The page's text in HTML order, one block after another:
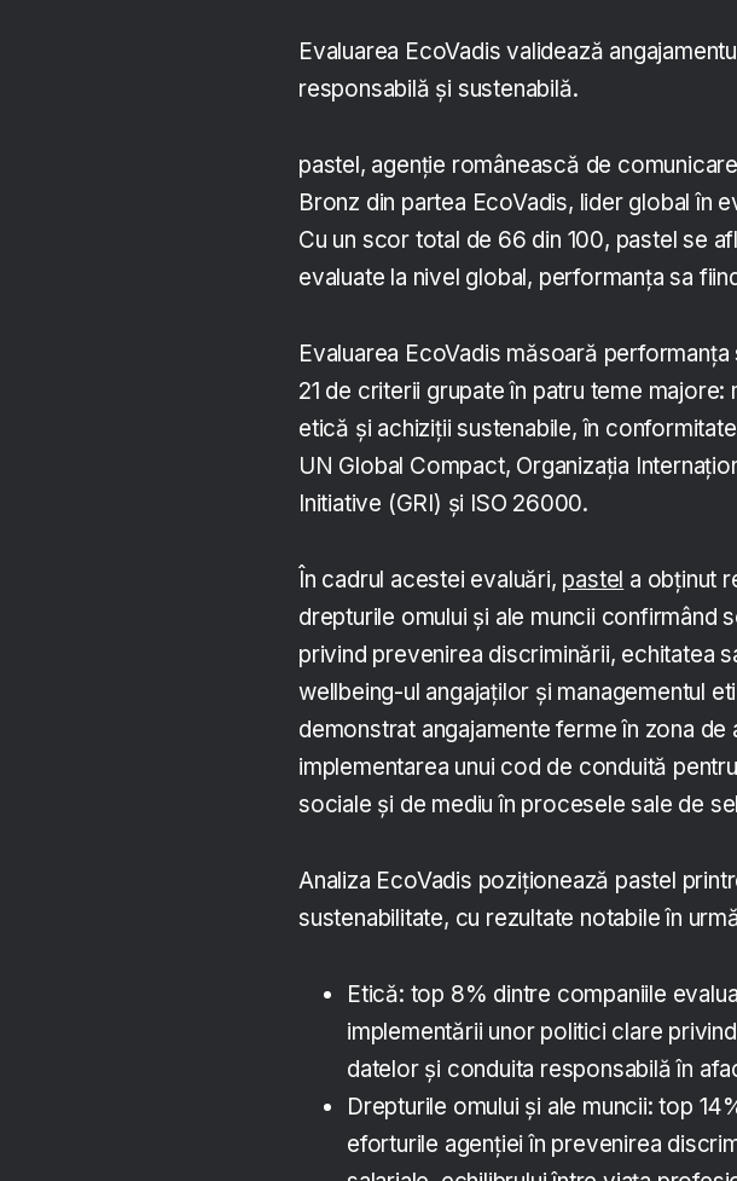
Evaluarea EcoVadis validează
responsabilă și sustenabilă.
pastel, agenție românească de
Bronz din partea EcoVadis, lider global în
Cu un scor total de 66 din 100, pastel se
evaluate la nivel global, performanța sa
Evaluarea EcoVadis măsoară
21 de criterii grupate în patru teme
etică și achiziții sustenabile, în
UN Global Compact, Organizația
Initiative (GRI) și ISO 26000.
În cadrul acestei evaluări, pastel a obținut
drepturile omului și ale muncii confirmând
privind prevenirea discriminării, echitatea
wellbeing-ul angajaților și managementul
demonstrat angajamente ferme în zona de
implementarea unui cod de conduită
sociale și de mediu în procesele sale de
Analiza EcoVadis poziționează pastel
sustenabilitate, cu rezultate notabile în
Etică: top 8% dintre companiile
implementării unor politici clare
datelor și conduita responsabilă în
Drepturile omului și ale muncii: top
eforturile agenției în prevenirea